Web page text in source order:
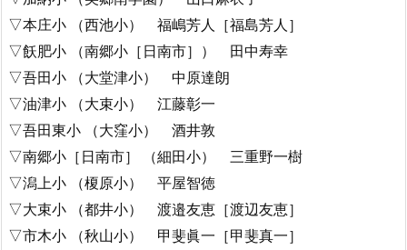
▽本庄小 （西池小） 福嶋芳人［福島芳人］
▽飫肥小 （南郷小［日南市］） 田中寿幸
▽吾田小 （大堂津小） 中原達朗
▽油津小 （大束小） 江藤彰一
▽吾田東小 （大窪小） 酒井敦
▽南郷小［日南市］ （細田小） 三重野一樹
▽潟上小 （榎原小） 平屋智徳
▽大束小 （都井小） 渡邉友恵［渡辺友恵］
▽市木小 （秋山小） 甲斐眞一［甲斐真一］